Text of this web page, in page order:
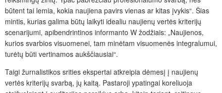
būtent tai lemia, kokia naujiena pavirs vienas ar kitas įvykis“. Šias
mintis, kurias galima būtų laikyti idealiu naujienų vertės kriterijų
scenarijumi, apibendrintinos informanto W žodžiais: „Naujienos,
kurios svarbios visuomenei, tam minėtam visuomenės integralumui,
turėtų būti vertinamos aukščiausiai“.
Taigi žurnalistikos srities ekspertai atkreipia dėmesį į naujienų
vertės kriterijų svarbą, jų kaitą. Pastaroji ypatingai koreliuoja